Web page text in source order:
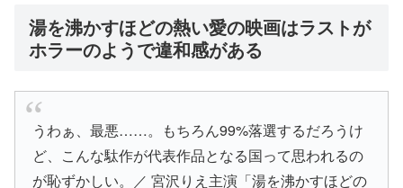
湯を沸かすほどの熱い愛の映画はラストが
ホラーのようで違和感がある
うわぁ、最悪……。もちろん99%落選するだろうけ
ど、こんな駄作が代表作品となる国って思われるの
が恥ずかしい。／ 宮沢りえ主演「湯を沸かすほどの